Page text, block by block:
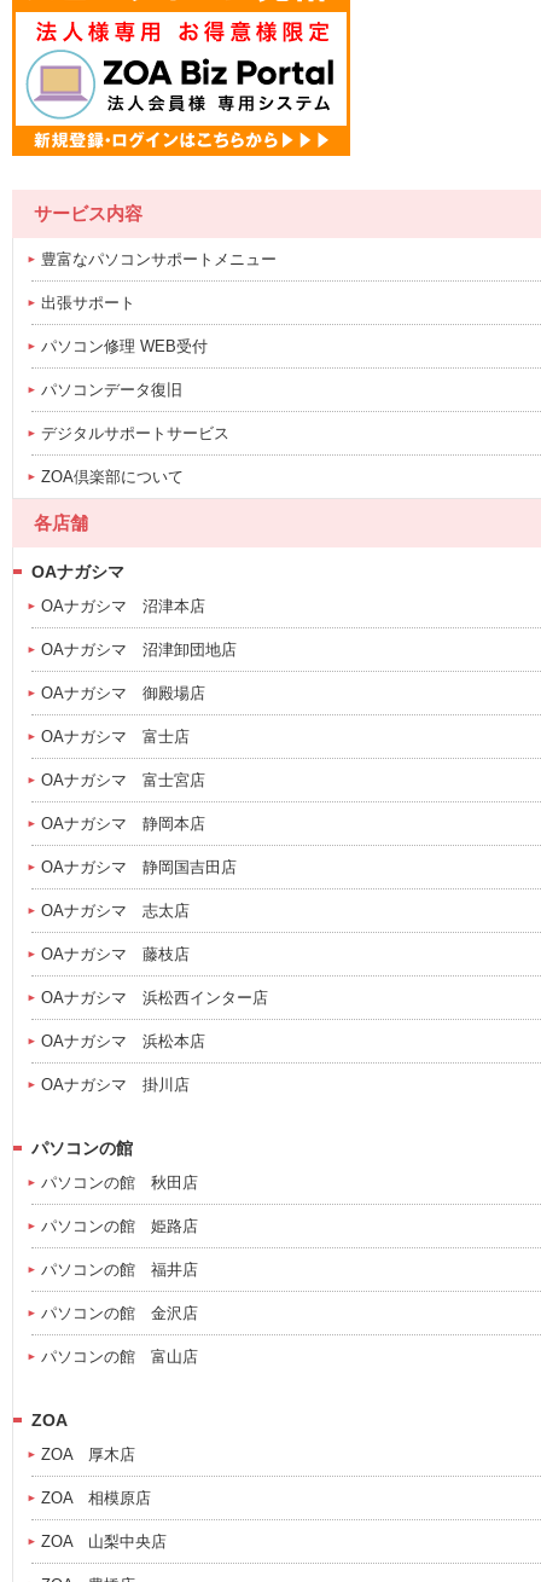
サービス内容
豊富なパソコンサポートメニュー
出張サポート
パソコン修理 WEB受付
パソコンデータ復旧
デジタルサポートサービス
ZOA倶楽部について
各店舗
OAナガシマ
OAナガシマ 沼津本店
OAナガシマ 沼津卸団地店
OAナガシマ 御殿場店
OAナガシマ 富士店
OAナガシマ 富士宮店
OAナガシマ 静岡本店
OAナガシマ 静岡国吉田店
OAナガシマ 志太店
OAナガシマ 藤枝店
OAナガシマ 浜松西インター店
OAナガシマ 浜松本店
OAナガシマ 掛川店
パソコンの館
パソコンの館 秋田店
パソコンの館 姫路店
パソコンの館 福井店
パソコンの館 金沢店
パソコンの館 富山店
ZOA
ZOA 厚木店
ZOA 相模原店
ZOA 山梨中央店